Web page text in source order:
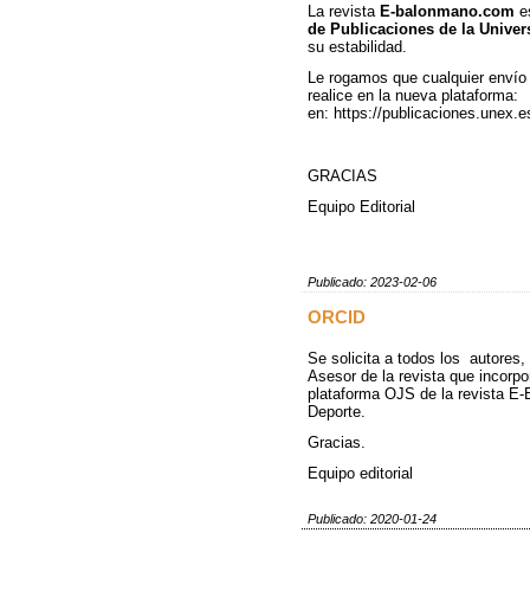
La revista E-balonmano.com
de Publicaciones de la
su estabilidad.
Le rogamos que cualquier
realice en la nueva plataforma:
en: https://
GRACIAS
Equipo Editorial
Publicado: 2023-02-06
ORCID
Se solicita a todos los autores,
Asesor de la revista que
plataforma OJS de la revista
Deporte.
Gracias.
Equipo editorial
Publicado: 2020-01-24